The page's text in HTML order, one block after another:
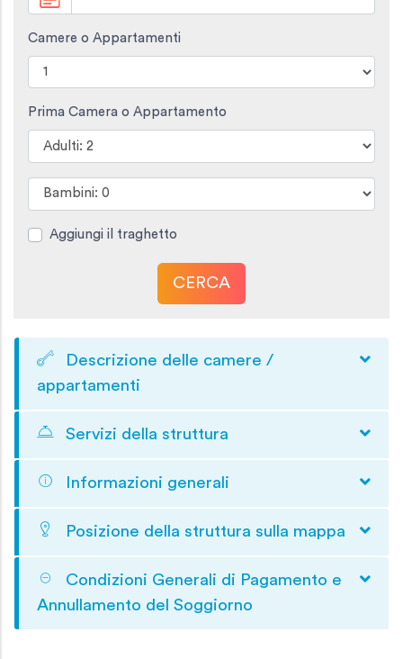
Camere o Appartamenti
Prima Camera o Appartamento
Aggiungi il traghetto
CERCA
Descrizione delle camere /
appartamenti
Servizi della struttura
Informazioni generali
Posizione della struttura sulla mappa
Condizioni Generali di Pagamento e
Annullamento del Soggiorno